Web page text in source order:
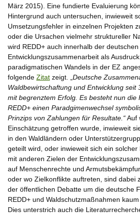
März 2015). Eine fundierte Evaluierung
Hintergrund auch untersuchen, inwieweit
Umsetzungsfehler in einzelnen Projekten
oder die Ursachen vielmehr struktureller
wird REDD+ auch innerhalb der deutschen
Entwicklungszusammenarbeit als
paradigmatischen Wandels in der EZ
folgende Zitat zeigt. „ Deutsche
Waldbewirtschaftung und Entwicklung seit
mit begrenztem Erfolg. Es besteht nun die
REDD+ einen Paradgimenwechsel
Prinzips von Zahlungen für Resultate.“Auf
Einschätzung getroffen wurde, inwieweit
in den Waldländern oder
geteilt wird, oder inwieweit sich ein
mit anderen Zielen der
auf Menschenrechte und
oder wo Zielkonflikte auftreten, sind dabei
der öffentlichen Debatte um die deutsche
REDD+ und Waldschutzmaßnahmen
Dies unterstrich auch die